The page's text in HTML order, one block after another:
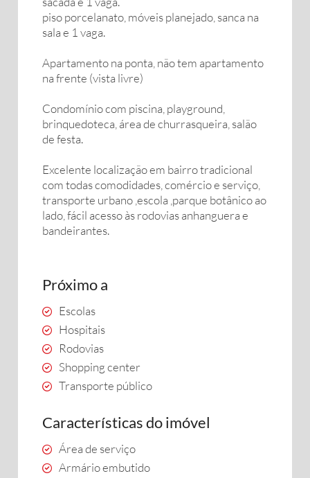
piso porcelanato, móveis planejado, sanca na
sala e 1 vaga.
Apartamento na ponta, não tem apartamento
na frente (vista livre)
Condomínio com piscina, playground,
brinquedoteca, área de churrasqueira, salão
de festa.
Excelente localização em bairro tradicional
com todas comodidades, comércio e serviço,
transporte urbano ,escola ,parque botânico ao
lado, fácil acesso às rodovias anhanguera e
bandeirantes.
Próximo a
Escolas
Hospitais
Rodovias
Shopping center
Transporte público
Características do imóvel
Área de serviço
Armário embutido